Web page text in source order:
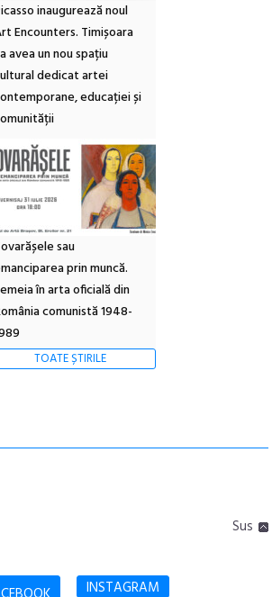
inaugurează noul
Encounters. Timișoara
avea un nou spațiu
dedicat artei
educației și
sau
prin muncă.
în arta oficială din
comunistă 1948-
TOATE ȘTIRILE
Sus
INSTAGRAM